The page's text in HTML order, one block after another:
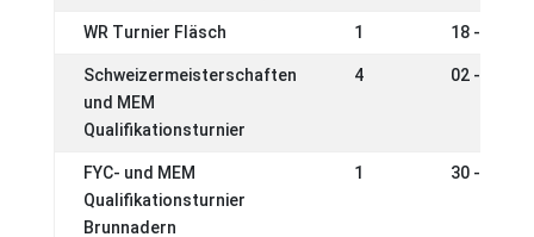
WR Turnier Fläsch 1 18 - 19
Schweizermeisterschaften
und MEM
Qualifikationsturnier
4 02 - 05
FYC- und MEM
Qualifikationsturnier
Brunnadern
1 30 - 31